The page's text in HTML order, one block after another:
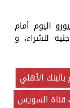
اليوم أمام
الجنيه، وفقًا لشاشات التداول، 19.48 جنيه للشراء، و
الأهلي
قناة السويس